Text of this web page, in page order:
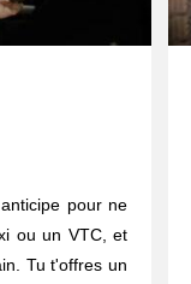
pour ne
ou un VTC, et
Tu t'offres un